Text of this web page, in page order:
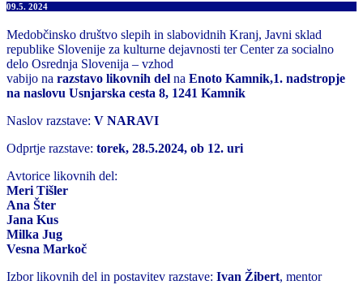
09.5. 2024
Medobčinsko društvo slepih in slabovidnih Kranj, Javni sklad
republike Slovenije za kulturne dejavnosti ter Center za socialno
delo Osrednja Slovenija – vzhod
vabijo na razstavo likovnih del na Enoto Kamnik,1. nadstropje
na naslovu Usnjarska cesta 8, 1241 Kamnik
Naslov razstave: V NARAVI
Odprtje razstave: torek, 28.5.2024, ob 12. uri
Avtorice likovnih del:
Meri Tišler
Ana Šter
Jana Kus
Milka Jug
Vesna Markoč
Izbor likovnih del in postavitev razstave: Ivan Žibert, mentor